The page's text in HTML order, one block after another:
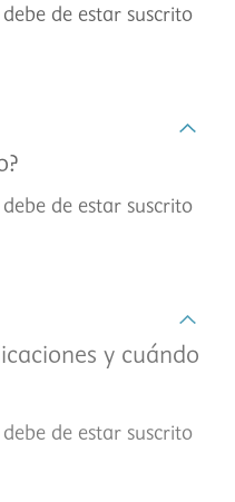
de estar suscrito
de estar suscrito
y cuándo
de estar suscrito